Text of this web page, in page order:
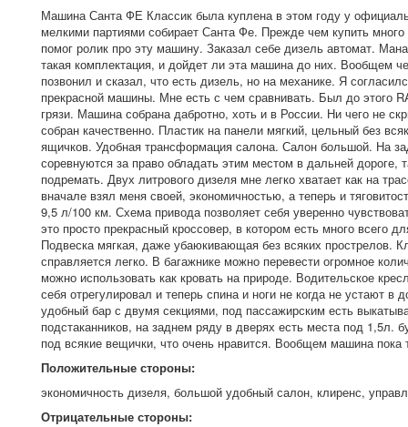
Машина Санта ФЕ Классик была куплена в этом году у
мелкими партиями собирает Санта Фе. Прежде чем купить
помог ролик про эту машину. Заказал себе дизель автомат.
такая комплектация, и дойдет ли эта машина до них. Вообщем
позвонил и сказал, что есть дизель, но на механике. Я
прекрасной машины. Мне есть с чем сравнивать. Был до этого
грязи. Машина собрана дабротно, хоть и в России. Ни чего не
собран качественно. Пластик на панели мягкий, цельный без
ящичков. Удобная трансформация салона. Салон большой. На
соревнуются за право обладать этим местом в дальней дороге,
подремать. Двух литрового дизеля мне легко хватает как на
вначале взял меня своей, экономичностью, а теперь и
9,5 л/100 км. Схема привода позволяет себя уверенно
это просто прекрасный кроссовер, в котором есть много всего
Подвеска мягкая, даже убаюкивающая без всяких прострелов.
справляется легко. В багажнике можно перевести огромное
можно использовать как кровать на природе. Водительское
себя отрегулировал и теперь спина и ноги не когда не устают в
удобный бар с двумя секциями, под пассажирским есть
подстаканников, на заднем ряду в дверях есть места под 1,5л.
под всякие вещички, что очень нравится. Вообщем машина пока
Положительные стороны:
экономичность дизеля, большой удобный салон, клиренс,
Отрицательные стороны: